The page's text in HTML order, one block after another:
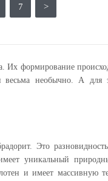
7 >
Их формирование
необычно. А для
Это
уникальный
и имеет массивную